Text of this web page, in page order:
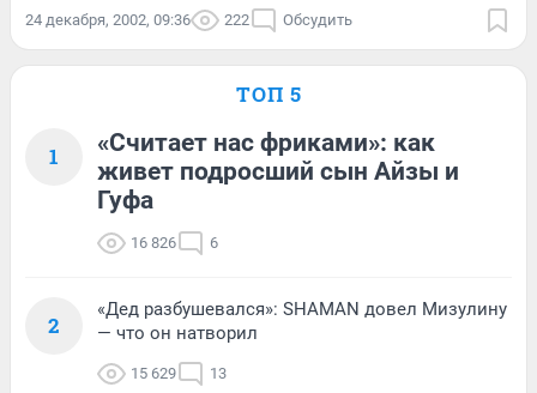
24 декабря, 2002, 09:36 222 Обсудить
ТОП 5
1
«Считает нас фриками»: как
живет подросший сын Айзы и
Гуфа
16 826 6
2
«Дед разбушевался»: SHAMAN довел Мизулину
— что он натворил
15 629 13